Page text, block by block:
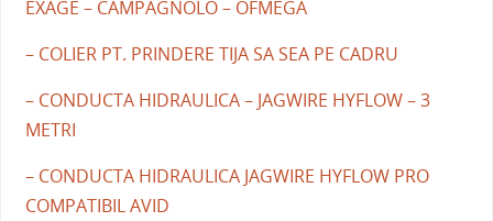
EXAGE – CAMPAGNOLO – OFMEGA
– COLIER PT. PRINDERE TIJA SA SEA PE CADRU
– CONDUCTA HIDRAULICA – JAGWIRE HYFLOW – 3
METRI
– CONDUCTA HIDRAULICA JAGWIRE HYFLOW PRO
COMPATIBIL AVID